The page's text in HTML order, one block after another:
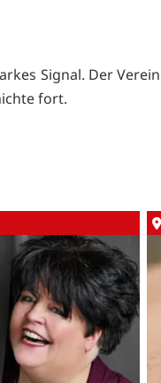
Signal. Der Verein
fort.